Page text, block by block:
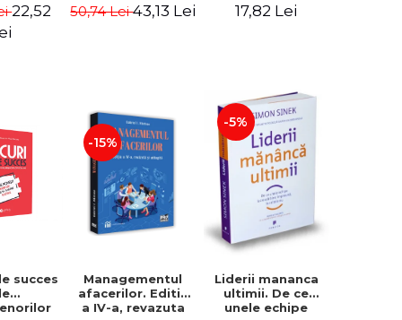
22,52
50,74 Lei43,13 Lei 17,82 Lei
succes
-15%
Managementul
afacerilor. Editia
a IV-a, revazuta
-5%
Liderii mananca
ultimii. De ce
unele echipe